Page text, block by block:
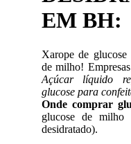
EM BH:
Xarope de
de milho!
Açúcar líquido
glucose para
Onde comprar
glucose de
desidratado).